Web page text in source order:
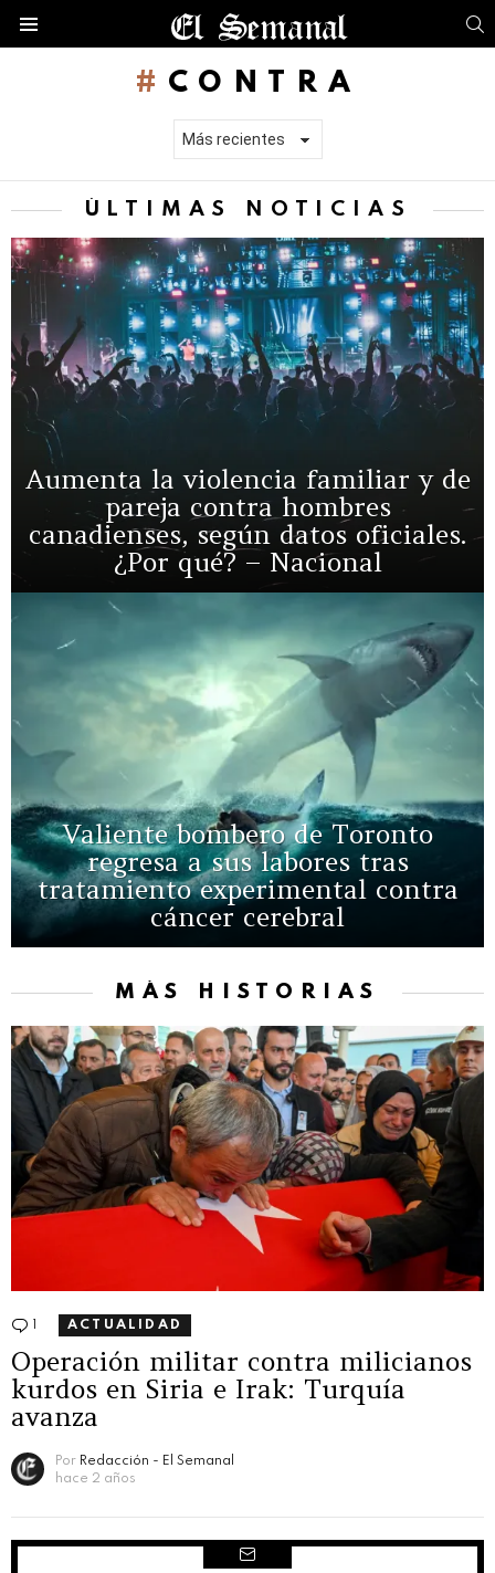
CONTRA
ÚLTIMAS NOTICIAS
Aumenta la violencia familiar y de
pareja contra hombres
canadienses, según datos oficiales.
¿Por qué? – Nacional
Valiente bombero de Toronto
regresa a sus labores tras
tratamiento experimental contra
cáncer cerebral
MÁS HISTORIAS
Comentario
ACTUALIDAD
Operación militar contra milicianos
kurdos en Siria e Irak: Turquía
avanza
Por Redacción - El Semanal
hace 2 años